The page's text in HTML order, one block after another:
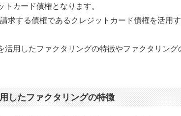
カード債権となります。
求する債権であるクレジットカード債権を活用
活用したファクタリングの特徴やファクタリング
したファクタリングの特徴